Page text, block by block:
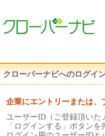
へ
クローバーナビへのログイ
企業にエントリーまたは、
ユーザーID（ご登録頂いた
「ログインする」ボタンを